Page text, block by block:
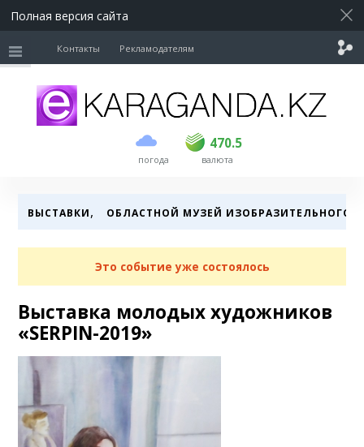
Полная версия сайта
Контакты Рекламодателям
погода
470.5
покупка продажа
USD 468 470.5
EUR валюта
ВЫСТАВКИ, ОБЛАСТНОЙ МУЗЕЙ ИЗОБРАЗИТЕЛЬНОГО
Это событие уже состоялось
Выставка молодых художников
«SERPIN-2019»